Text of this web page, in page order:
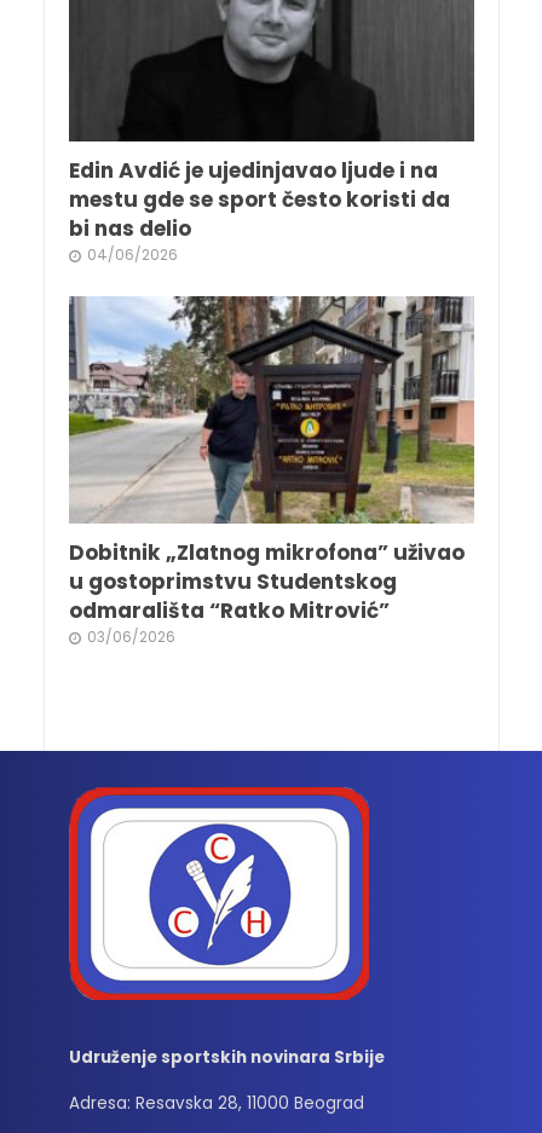
Edin Avdić je ujedinjavao ljude i na
mestu gde se sport često koristi da
bi nas delio
04/06/2026
Dobitnik „Zlatnog mikrofona” uživao
u gostoprimstvu Studentskog
odmarališta “Ratko Mitrović”
03/06/2026
Udruženje sportskih novinara Srbije
Adresa: Resavska 28, 11000 Beograd